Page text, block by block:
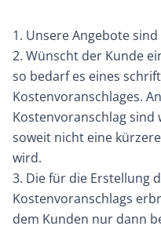
1. Unsere Angebote
2. Wünscht der Kunde
so bedarf es eines
Kostenvoranschlages.
Kostenvoranschlag sind
soweit nicht eine
wird.
3. Die für die Erstellung
Kostenvoranschlags
dem Kunden nur dann